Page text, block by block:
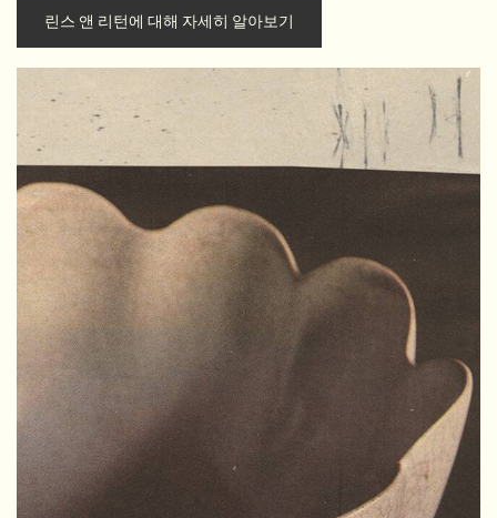
린스 앤 리턴에 대해 자세히 알아보기